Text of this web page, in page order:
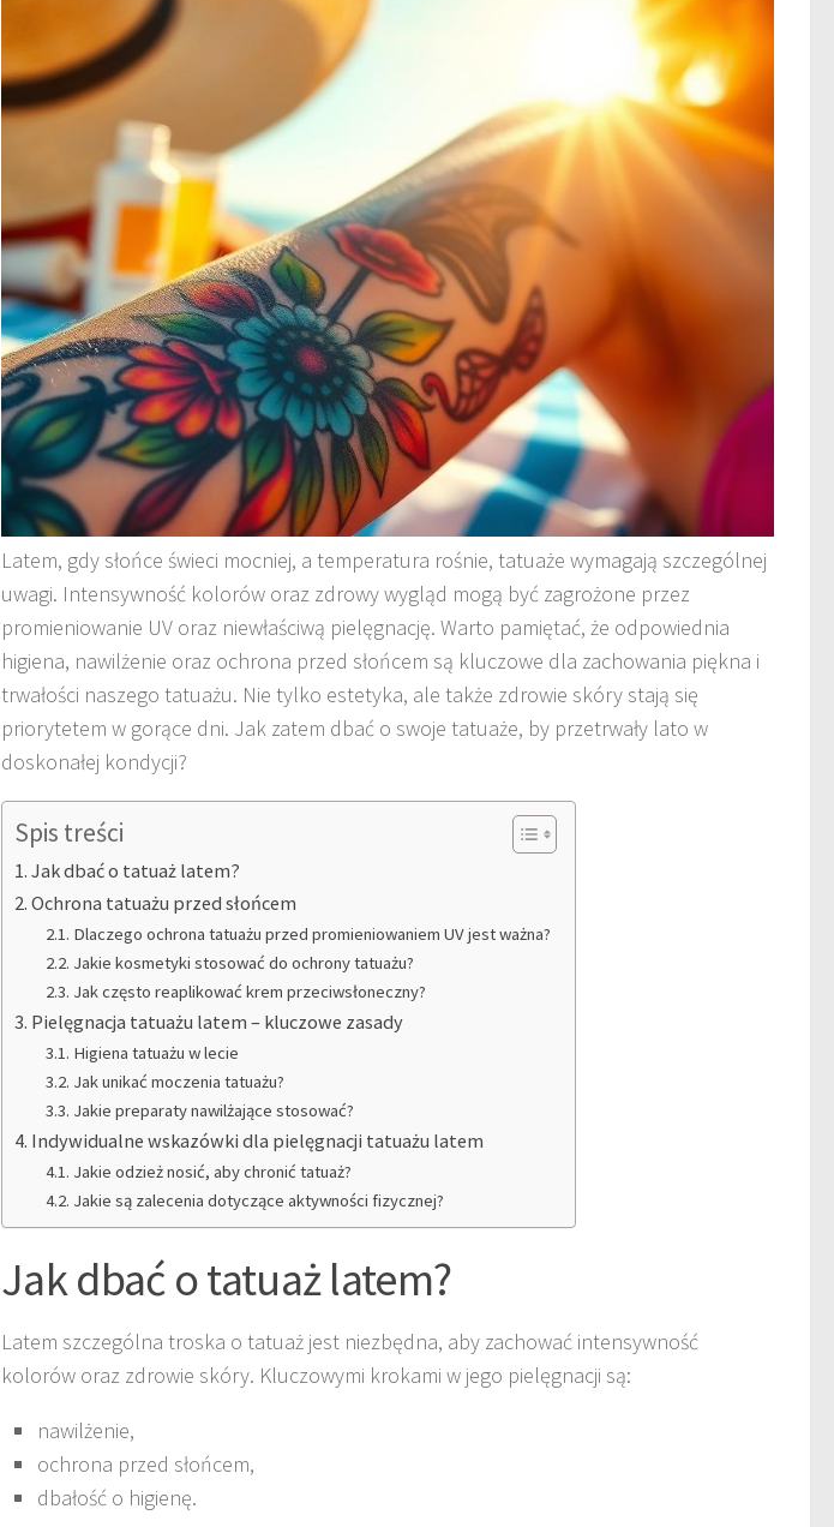
Latem, gdy słońce świeci mocniej, a temperatura rośnie, tatuaże wymagają szczególnej
uwagi. Intensywność kolorów oraz zdrowy wygląd mogą być zagrożone przez
promieniowanie UV oraz niewłaściwą pielęgnację. Warto pamiętać, że odpowiednia
higiena, nawilżenie oraz ochrona przed słońcem są kluczowe dla zachowania piękna i
trwałości naszego tatuażu. Nie tylko estetyka, ale także zdrowie skóry stają się
priorytetem w gorące dni. Jak zatem dbać o swoje tatuaże, by przetrwały lato w
doskonałej kondycji?
Spis treści
Jak dbać o tatuaż latem?
Ochrona tatuażu przed słońcem
Dlaczego ochrona tatuażu przed promieniowaniem UV jest ważna?
Jakie kosmetyki stosować do ochrony tatuażu?
Jak często reaplikować krem przeciwsłoneczny?
Pielęgnacja tatuażu latem – kluczowe zasady
Higiena tatuażu w lecie
Jak unikać moczenia tatuażu?
Jakie preparaty nawilżające stosować?
Indywidualne wskazówki dla pielęgnacji tatuażu latem
Jakie odzież nosić, aby chronić tatuaż?
Jakie są zalecenia dotyczące aktywności fizycznej?
Jak dbać o tatuaż latem?
Latem szczególna troska o tatuaż jest niezbędna, aby zachować intensywność
kolorów oraz zdrowie skóry. Kluczowymi krokami w jego pielęgnacji są:
nawilżenie,
ochrona przed słońcem,
dbałość o higienę.